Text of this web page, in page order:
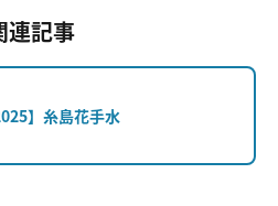
連記事
】糸島花手水